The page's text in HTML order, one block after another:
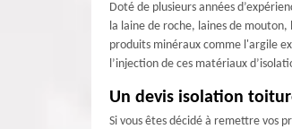
Doté de plusieurs années
la laine de roche, laines de
produits minéraux comme l'argile
l’injection de ces matériaux
Un devis isolation
Si vous êtes décidé à remettre vos